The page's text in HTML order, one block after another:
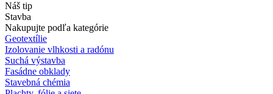
Náš tip
Stavba
Nakupujte podľa kategórie
Geotextílie
Izolovanie vlhkosti a radónu
Suchá výstavba
Fasádne obklady
Stavebná chémia